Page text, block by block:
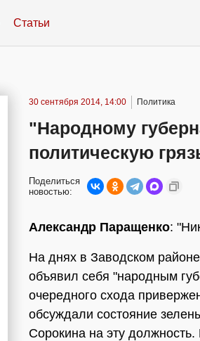
Статьи
30 сентября 2014, 14:00 Политика
"Народному
политическую
Поделиться
новостью:
Александр Паращенко:
На днях в Заводском
объявил себя "народным
очередного схода
обсуждали состояние
Сорокина на эту